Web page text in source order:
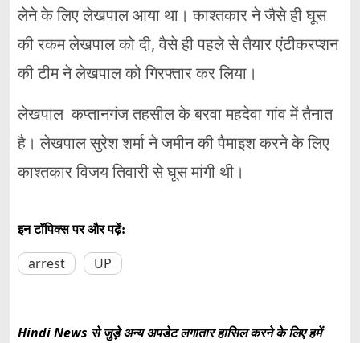
लेने के लिए लेखपाल आया था। काश्तकार ने जैसे ही घूस
की रकम लेखपाल को दी, वैसे ही पहले से तैयार एंटीकरप्शन
की टीम ने लेखपाल को गिरफ्तार कर लिया।
लेखपाल कप्तानगंज तहसील के बरवा महदेवा गांव में तैनात
है। लेखपाल सुरेश शर्मा ने जमीन की पैमाइश करने के लिए
काश्तकार विजय तिवारी से घूस मांगी थी।
इन टॉपिक्स पर और पढ़ें:
arrest UP
Hindi News से जुड़े अन्य अपडेट लगातार हासिल करने के लिए हमें